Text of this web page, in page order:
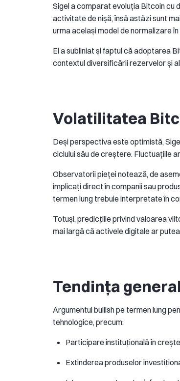
Sigel a comparat evoluția Bitcoin cu
activitate de nișă, însă astăzi sunt
urma același model de normalizare în
El a subliniat și faptul că adoptarea
contextul diversificării rezervelor și
Volatilitatea
Deși perspectiva este optimistă,
ciclului său de creștere. Fluctuațiile
Observatorii pieței notează, de
implicați direct în companii sau
termen lung trebuie interpretate în
Totuși, predicțiile privind valoarea
mai largă că activele digitale ar
Tendința
Argumentul bullish pe termen lung
tehnologice, precum:
Participare instituțională în
Extinderea produselor